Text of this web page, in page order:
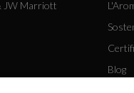
JW Marriott
Blog